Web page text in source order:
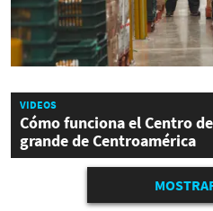
VIDEOS
Cómo funciona el Centro
grande de Centroamérica